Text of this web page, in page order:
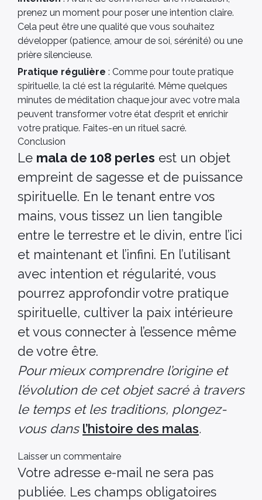
prenez un moment pour poser une intention claire.
Cela peut être une qualité que vous souhaitez
développer (patience, amour de soi, sérénité) ou une
prière silencieuse.
Pratique régulière : Comme pour toute pratique
spirituelle, la clé est la régularité. Même quelques
minutes de méditation chaque jour avec votre mala
peuvent transformer votre état d’esprit et enrichir
votre pratique. Faites-en un rituel sacré.
Conclusion
Le mala de 108 perles est un objet
empreint de sagesse et de puissance
spirituelle. En le tenant entre vos
mains, vous tissez un lien tangible
entre le terrestre et le divin, entre l’ici
et maintenant et l’infini. En l’utilisant
avec intention et régularité, vous
pourrez approfondir votre pratique
spirituelle, cultiver la paix intérieure
et vous connecter à l’essence même
de votre être.
Pour mieux comprendre l’origine et
l’évolution de cet objet sacré à travers
le temps et les traditions, plongez-
vous dans l’histoire des malas.
Laisser un commentaire
Votre adresse e-mail ne sera pas
publiée. Les champs obligatoires